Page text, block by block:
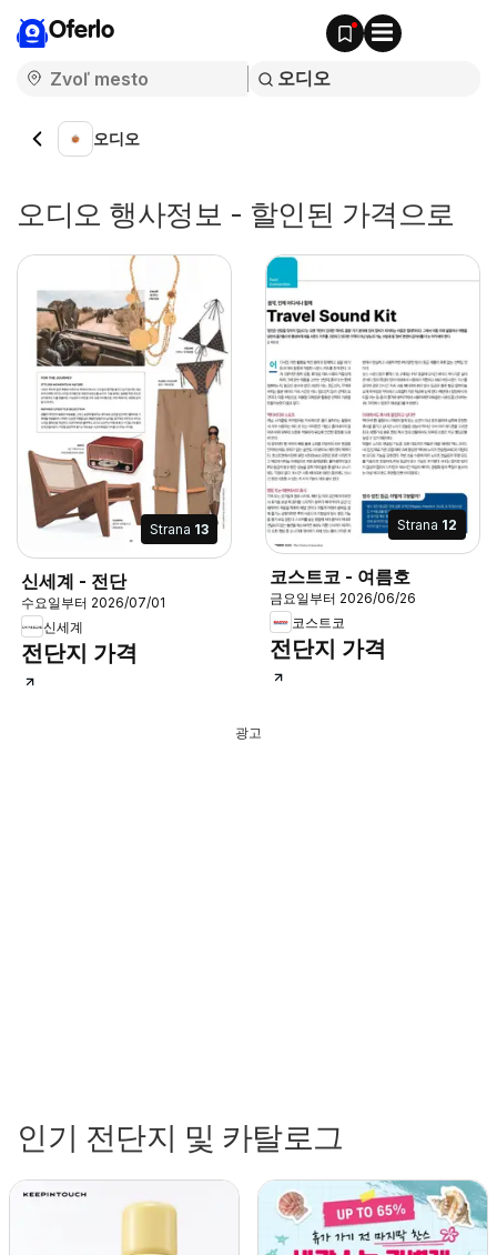
Oferlo
오디오
오디오 행사정보 - 할인된 가격으로
Strana 13
신세계 - 전단
수요일부터 2026/07/01
신세계
전단지 가격
Strana 12
코스트코 - 여름호
금요일부터 2026/06/26
코스트코
전단지 가격
광고
인기 전단지 및 카탈로그